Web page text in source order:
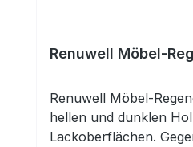
Renuwell Möbel-
Renuwell Möbel-
hellen und dunklen
Lackoberflächen.